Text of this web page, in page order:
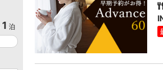
1 泊